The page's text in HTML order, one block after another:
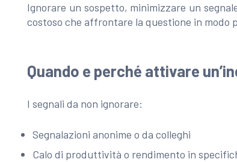
Ignorare un sospetto, minimizzare un
costoso che affrontare la questione in modo
Quando e perché attivare
I segnali da non ignorare:
Segnalazioni anonime o da colleghi
Calo di produttività o rendimento in